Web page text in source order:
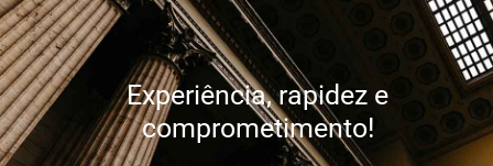
Experiência, rapidez e
comprometimento!